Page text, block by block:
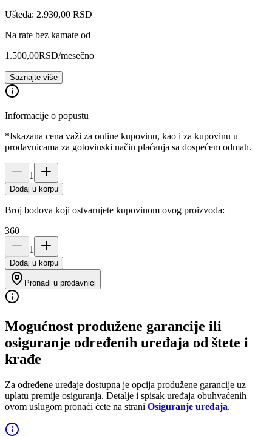
Ušteda: 2.930,00 RSD
Na rate bez kamate od
1.500,00RSD/mesečno
Saznajte više
Informacije o popustu
*Iskazana cena važi za online kupovinu, kao i za kupovinu u
prodavnicama za gotovinski način plaćanja sa dospećem odmah.
1
Dodaj u korpu
Broj bodova koji ostvarujete kupovinom ovog proizvoda:
360
1
Dodaj u korpu
Pronađi u prodavnici
Mogućnost produžene garancije ili
osiguranje određenih uređaja od štete i
krađe
Za određene uređaje dostupna je opcija produžene garancije uz
uplatu premije osiguranja. Detalje i spisak uređaja obuhvaćenih
ovom uslugom pronaći ćete na strani Osiguranje uređaja.